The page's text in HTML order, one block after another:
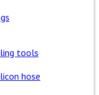
tools
hose